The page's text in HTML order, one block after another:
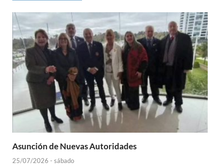
Asunción de Nuevas Autoridades
25/07/2026 - sábado